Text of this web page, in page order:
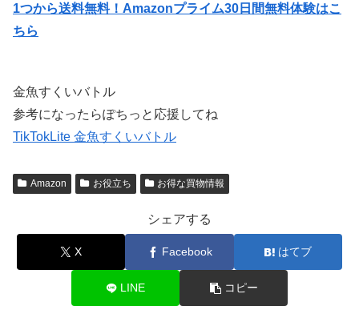
1つから送料無料！Amazonプライム30日間無料体験はこ
ちら
金魚すくいバトル
参考になったらぽちっと応援してね
TikTokLite 金魚すくいバトル
Amazon お役立ち お得な買物情報
シェアする
X Facebook はてブ
LINE コピー